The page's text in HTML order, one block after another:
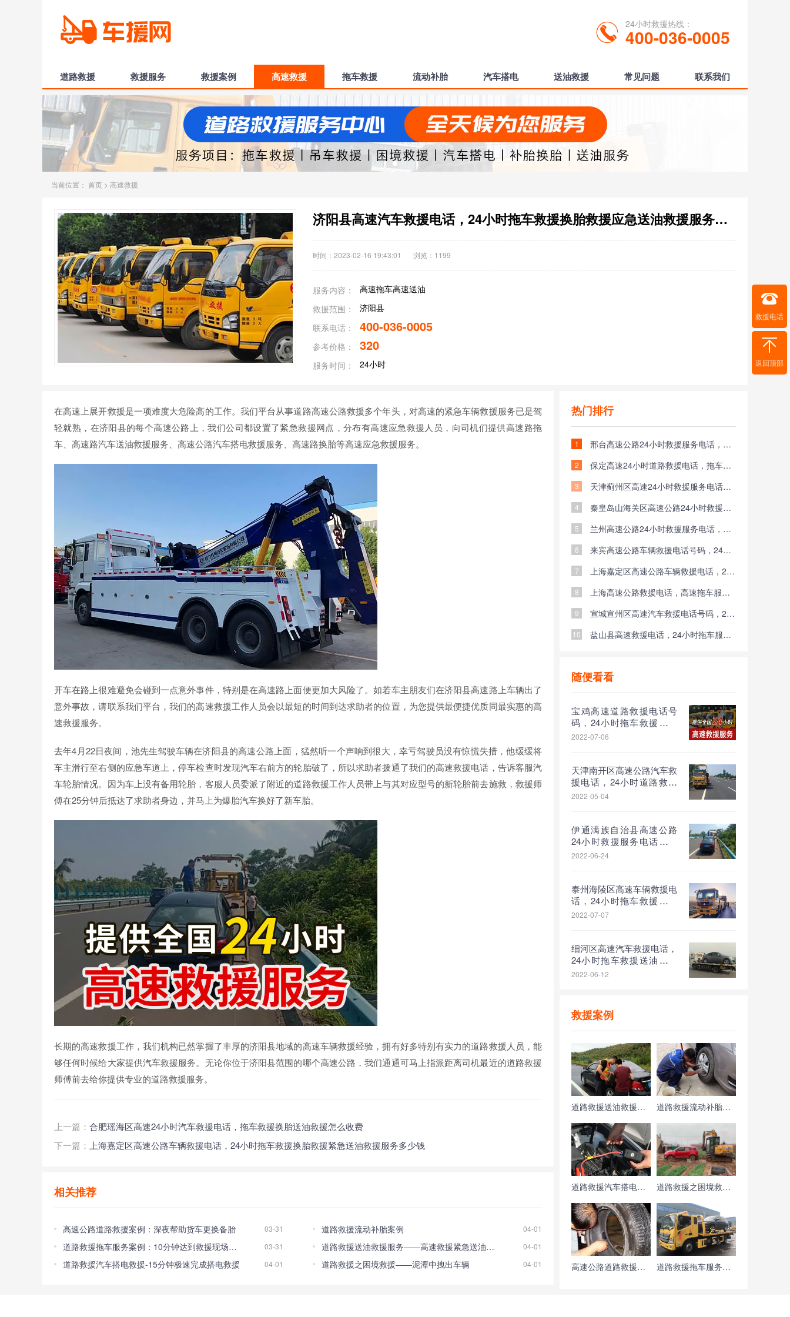
24小时救援热线：
400-036-0005
道路救援 救援服务 救援案例 高速救援 拖车救援 流动补胎 汽车搭电 送油救援 常见问题 联系我们
当前位置： 首页 > 高速救援
济阳县高速汽车救援电话，24小时拖车救援换胎救援应急送油救援服务价格
时间：2023-02-16 19:43:01 浏览： 1199
服务内容：
高速拖车高速送油
救援范围：
济阳县
联系电话：
400-036-0005
参考价格： 320
服务时间： 24小时
在高速上展开救援是一项难度大危险高的工作。我们平台从事道路高速公路救援多个年头，对高速的紧急车辆救援服务已是驾
轻就熟，在济阳县的每个高速公路上，我们公司都设置了紧急救援网点，分布有高速应急救援人员，向司机们提供高速路拖
车、高速路汽车送油救援服务、高速公路汽车搭电救援服务、高速路换胎等高速应急救援服务。
开车在路上很难避免会碰到一点意外事件，特别是在高速路上面便更加大风险了。如若车主朋友们在济阳县高速路上车辆出了
意外事故，请联系我们平台，我们的高速救援工作人员会以最短的时间到达求助者的位置，为您提供最便捷优质同最实惠的高
速救援服务。
去年4月22日夜间，池先生驾驶车辆在济阳县的高速公路上面，猛然听一个声响到很大，幸亏驾驶员没有惊慌失措，他缓缓将
车主滑行至右侧的应急车道上，停车检查时发现汽车右前方的轮胎破了，所以求助者拨通了我们的高速救援电话，告诉客服汽
车轮胎情况。因为车上没有备用轮胎，客服人员委派了附近的道路救援工作人员带上与其对应型号的新轮胎前去施救，救援师
傅在25分钟后抵达了求助者身边，并马上为爆胎汽车换好了新车胎。
长期的高速救援工作，我们机构已然掌握了丰厚的济阳县地域的高速车辆救援经验，拥有好多特别有实力的道路救援人员，能
够任何时候给大家提供汽车救援服务。无论你位于济阳县范围的哪个高速公路，我们通通可马上指派距离司机最近的道路救援
师傅前去给你提供专业的道路救援服务。
上一篇： 合肥瑶海区高速24小时汽车救援电话，拖车救援换胎送油救援怎么收费
下一篇： 上海嘉定区高速公路车辆救援电话，24小时拖车救援换胎救援紧急送油救援服务多少钱
相关推荐
高速公路道路救援案例：深夜帮助货车更换备胎 03-31 道路救援流动补胎案例 04-01
道路救援拖车服务案例：10分钟达到救援现场帮助车主脱离困境！ 03-31 道路救援送油救援服务——高速救援紧急送油服务 04-01
道路救援汽车搭电救援-15分钟极速完成搭电救援 04-01 道路救援之困境救援——泥潭中拽出车辆 04-01
热门排行
1 邢台高速公路24小时救援服务电话，拖车救援换胎服务应急送油救援收费标准
2 保定高速24小时道路救援电话，拖车救援换胎紧急送油服务收费标准
3 天津蓟州区高速24小时救援服务电话，拖车救援换胎应急送油救援价格
4 秦皇岛山海关区高速公路24小时救援服务电话，拖车救援换胎服务应急送油救援价格
5 兰州高速公路24小时救援服务电话，拖车救援换胎服务紧急送油服务怎么收费
6 来宾高速公路车辆救援电话号码，24小时平板拖车换胎救援应急送油救援服务价格
7 上海嘉定区高速公路车辆救援电话，24小时拖车救援换胎救援紧急送油救援服务多少钱
8 上海高速公路救援电话，高速拖车服务送油收费标准
9 宣城宣州区高速汽车救援电话号码，24小时拖车救援换胎救援送油服务价格
10 盐山县高速救援电话，24小时拖车服务送油多少钱
随便看看
宝鸡高速道路救援电话号
码，24小时拖车救援换胎
紧急送油服务收费标准
2022-07-06
天津南开区高速公路汽车救
援电话，24小时道路救援
拖车救援送油救援收费标准
2022-05-04
伊通满族自治县高速公路
24小时救援服务电话，拖
车换胎服务送油服务怎么收
2022-06-24
泰州海陵区高速车辆救援电
话，24小时拖车救援换胎
应急送油救援服务收费标准
2022-07-07
细河区高速汽车救援电话，
24小时拖车救援送油收费
标准
2022-06-12
救援案例
道路救援送油救援服务——高速救援紧急送油服务 道路救援流动补胎案例
道路救援汽车搭电救援-15分钟极速完成搭电救援 道路救援之困境救援——泥潭中拽出车辆
高速公路道路救援案例：深夜帮助货车更换备胎 道路救援拖车服务案例：10分钟达到救援现场帮助车主脱离困境！
救援电话
返回顶部